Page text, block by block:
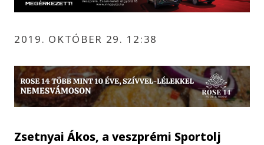
2019. OKTÓBER 29. 12:38
Zsetnyai Ákos, a veszprémi Sportolj